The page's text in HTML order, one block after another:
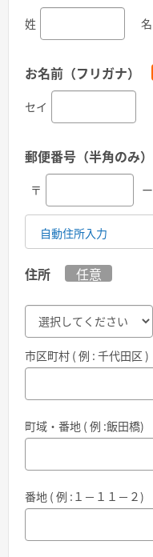
姓 名
お名前（フリガナ）
セイ
郵便番号（半角のみ）
〒 ー
自動住所入力
住所 任意
市区町村 ( 例 : 千代田区 )
町域・番地 ( 例 :飯田橋)
番地 ( 例 :１－１１－２)